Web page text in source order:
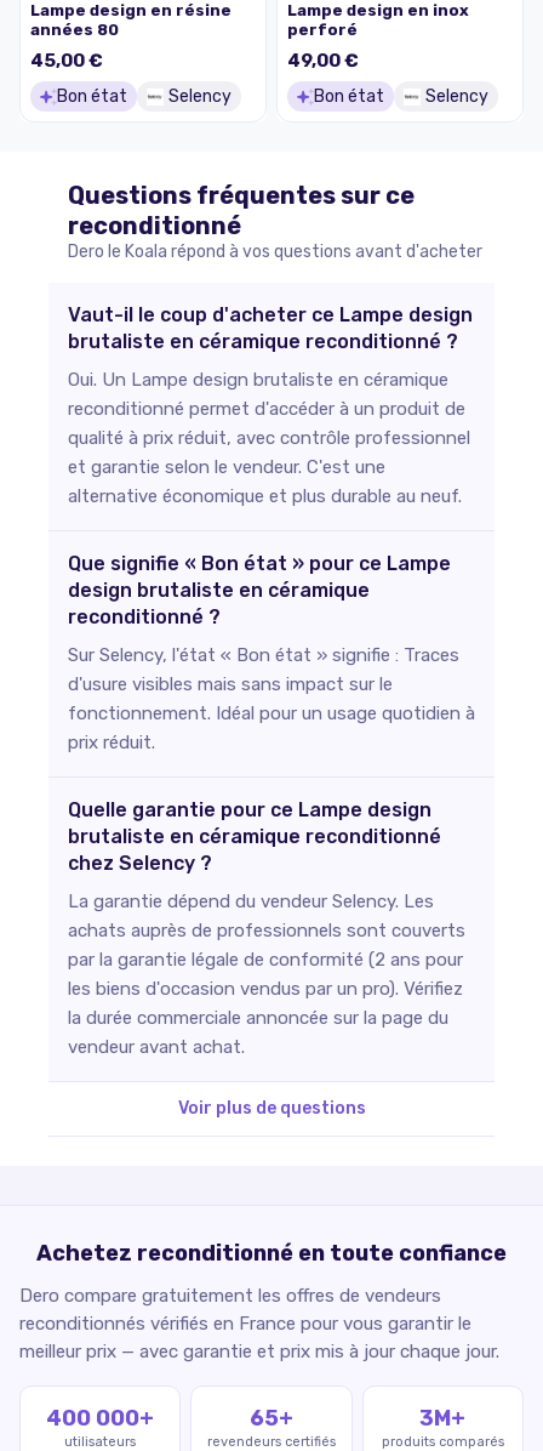
Lampe design en résine
années 80
45,00 €
Bon état Selency
Lampe design en inox
perforé
49,00 €
Bon état Selency
Questions fréquentes sur ce
reconditionné
Dero le Koala répond à vos questions avant d'acheter
Vaut-il le coup d'acheter ce Lampe design
brutaliste en céramique reconditionné ?
Oui. Un Lampe design brutaliste en céramique
reconditionné permet d'accéder à un produit de
qualité à prix réduit, avec contrôle professionnel
et garantie selon le vendeur. C'est une
alternative économique et plus durable au neuf.
Que signifie « Bon état » pour ce Lampe
design brutaliste en céramique
reconditionné ?
Sur Selency, l'état « Bon état » signifie : Traces
d'usure visibles mais sans impact sur le
fonctionnement. Idéal pour un usage quotidien à
prix réduit.
Quelle garantie pour ce Lampe design
brutaliste en céramique reconditionné
chez Selency ?
La garantie dépend du vendeur Selency. Les
achats auprès de professionnels sont couverts
par la garantie légale de conformité (2 ans pour
les biens d'occasion vendus par un pro). Vérifiez
la durée commerciale annoncée sur la page du
vendeur avant achat.
Voir plus de questions
Achetez reconditionné en toute confiance
Dero compare gratuitement les offres de vendeurs
reconditionnés vérifiés en France pour vous garantir le
meilleur prix — avec garantie et prix mis à jour chaque jour.
400 000+
utilisateurs
65+
revendeurs certifiés
3M+
produits comparés